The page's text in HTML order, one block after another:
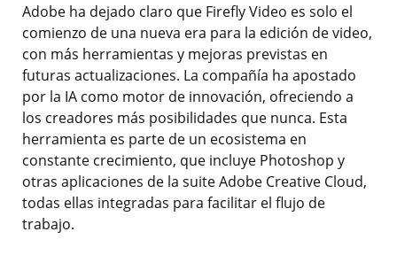
Adobe ha dejado claro que Firefly Video es solo el
comienzo de una nueva era para la edición de video,
con más herramientas y mejoras previstas en
futuras actualizaciones. La compañía ha apostado
por la IA como motor de innovación, ofreciendo a
los creadores más posibilidades que nunca. Esta
herramienta es parte de un ecosistema en
constante crecimiento, que incluye Photoshop y
otras aplicaciones de la suite Adobe Creative Cloud,
todas ellas integradas para facilitar el flujo de
trabajo.